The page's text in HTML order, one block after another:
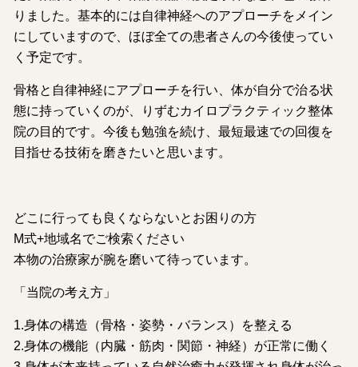
りました。基本的には自律神経へのアプローチをメイン
にしていますので、ほぼ全ての患者さんの今後使ってい
く予定です。
骨格と自律神経にアプローチを行い、体が自分で治る状
態に持っていくのが、りずむカイロプラクティック整体
院の目的です。今後も勉強を続け、最短最速での回復を
目指せる技術を磨きたいと思います。
どこに行っても良くならないとお困りの方
M式+地域名でご検索ください
本物の治療家が腕を磨いて待っています。
「当院の考え方」
1.身体の構造（骨格・姿勢・バランス）を整える
2.身体の機能（内臓・筋肉・関節・神経）が正常に働く